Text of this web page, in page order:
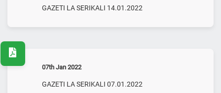
GAZETI LA SERIKALI 14.01.2022
07th Jan 2022
GAZETI LA SERIKALI 07.01.2022